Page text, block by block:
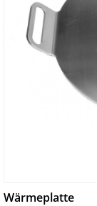
Wärmeplatte